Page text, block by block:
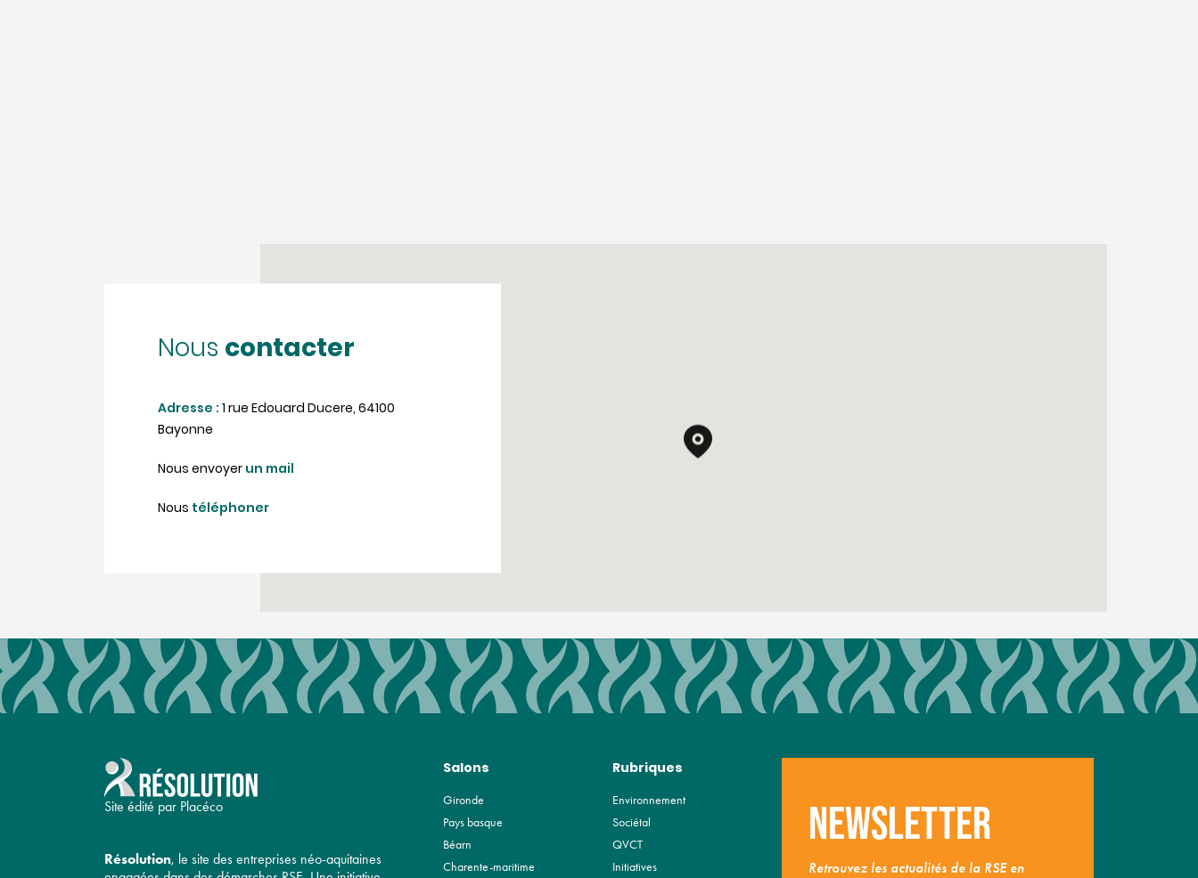
Nous contacter
Adresse :1 rue Edouard Ducere, 64100
Bayonne
Nous envoyerun mail
Nous téléphoner
Site édité par Placéco
Résolution, le site des entreprises néo-aquitaines
Salons
Gironde
Pays basque
Béarn
Charente-maritime
Rubriques
Environnement
Sociétal
QVCT
Initiatives
Newsletter
Retrouvez les actualités de la RSE en